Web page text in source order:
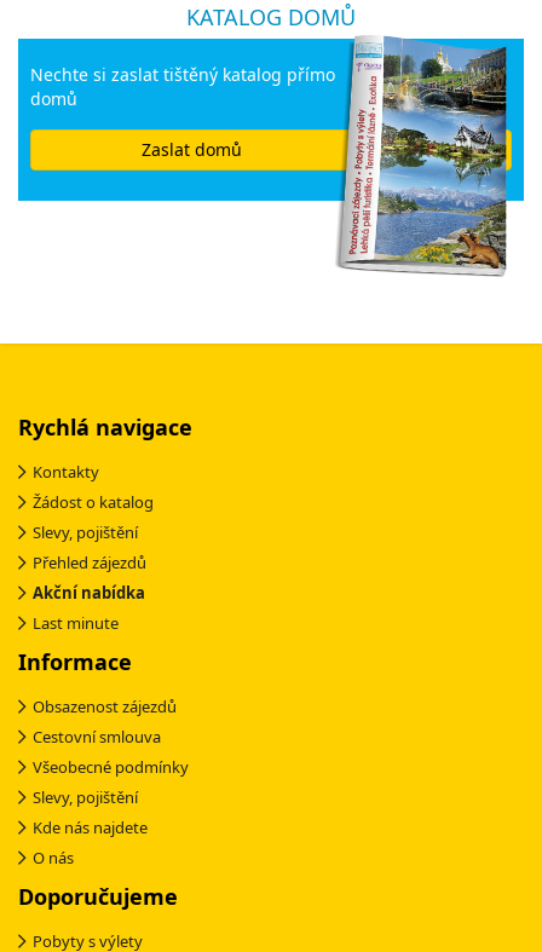
KATALOG DOMŮ
Nechte si zaslat tištěný katalog přímo
domů
Zaslat domů
Rychlá navigace
Kontakty
Žádost o katalog
Slevy, pojištění
Přehled zájezdů
Akční nabídka
Last minute
Informace
Obsazenost zájezdů
Cestovní smlouva
Všeobecné podmínky
Slevy, pojištění
Kde nás najdete
O nás
Doporučujeme
Pobyty s výlety